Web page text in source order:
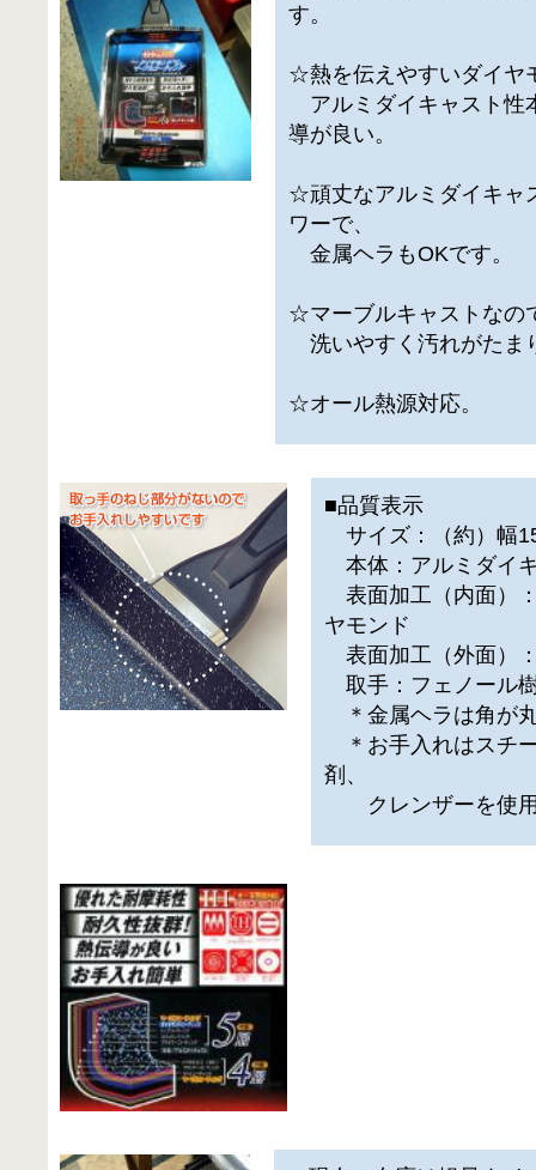
す。
☆熱を伝えやすいダイヤ
アルミダイキャスト性
導が良い。
☆頑丈なアルミダイキャ
ワーで、
金属ヘラもOKです。
☆マーブルキャストなの
洗いやすく汚れがたま
☆オール熱源対応。
■品質表示
サイズ：（約）幅
本体：アルミダイ
表面加工（内面）
ヤモンド
表面加工（外面）
取手：フェノール
＊金属ヘラは角が
＊お手入れはスチ
剤、
クレンザーを使用